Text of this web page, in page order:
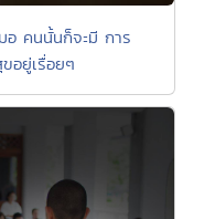
มอ คนนั้นก็จะมี การ
อยู่เรื่อยๆ